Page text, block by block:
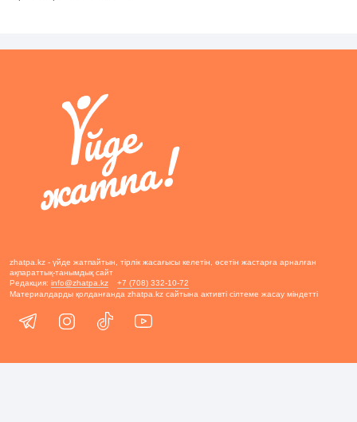
zhatpa.kz - үйде жатпайтын, тірлік жасағысы келетін, өсетін жастарға арналған
ақпараттық-танымдық сайт
Редакция: info@zhatpa.kz
+7 (708) 332-10-72
Материалдарды қолданғанда zhatpa.kz сайтына активті сілтеме жасау міндетті